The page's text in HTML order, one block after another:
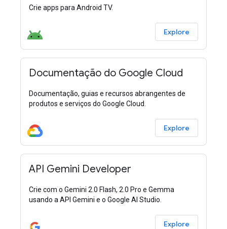
Crie apps para Android TV.
Explore
Documentação do Google Cloud
Documentação, guias e recursos abrangentes de
produtos e serviços do Google Cloud.
Explore
API Gemini Developer
Crie com o Gemini 2.0 Flash, 2.0 Pro e Gemma
usando a API Gemini e o Google AI Studio.
Explore